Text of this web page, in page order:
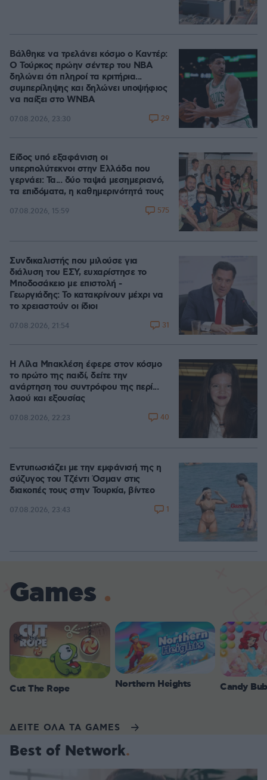
Βάλθηκε να τρελάνει κόσμο ο Καντέρ:
Ο Τούρκος πρώην σέντερ του NBA
δηλώνει ότι πληροί τα κριτήρια...
συμπερίληψης και δηλώνει υποψήφιος
να παίξει στο WNBA
07.08.2026, 23:30 29
Είδος υπό εξαφάνιση οι
υπερπολύτεκνοι στην Ελλάδα που
γερνάει: Τα... δύο ταψιά μεσημεριανό,
τα επιδόματα, η καθημερινότητά τους
07.08.2026, 15:59 575
Συνδικαλιστής που μιλούσε για
διάλυση του ΕΣΥ, ευχαρίστησε το
Μποδοσάκειο με επιστολή -
Γεωργιάδης: Το κατακρίνουν μέχρι να
το χρειαστούν οι ίδιοι
07.08.2026, 21:54 31
Η Λίλα Μπακλέση έφερε στον κόσμο
το πρώτο της παιδί, δείτε την
ανάρτηση του συντρόφου της περί...
λαού και εξουσίας
07.08.2026, 22:23 40
Εντυπωσιάζει με την εμφάνισή της η
σύζυγος του Τζέντι Όσμαν στις
διακοπές τους στην Τουρκία, βίντεο
07.08.2026, 23:43 1
Games
Cut The Rope Northern Heights Candy
ΔΕΙΤΕ ΟΛΑ ΤΑ GAMES
Best of Network